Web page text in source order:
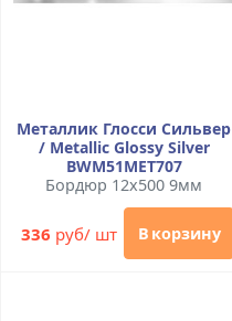
Металлик Глосси Сильвер
/ Metallic Glossy Silver
BWM51MET707
Бордюр 12x500 9мм
336 руб/ шт В корзину